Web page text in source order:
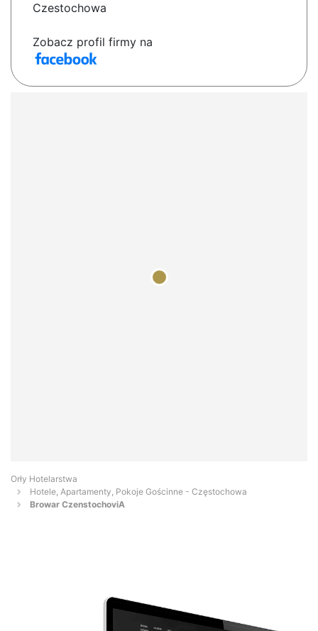
Czestochowa
Zobacz profil firmy na
Orły Hotelarstwa
Hotele, Apartamenty, Pokoje Gościnne - Częstochowa
Browar CzenstochoviA